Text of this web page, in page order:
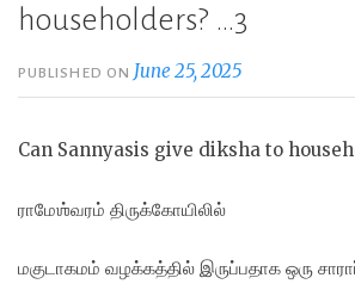
householders? …3
PUBLISHED ON June 25, 2025
Can Sannyasis give diksha to
ராமேஶ்வரம் திருக்கோயிலில்
மகுடாகமம் வழக்கத்தில் இருப்பதாக ஒரு